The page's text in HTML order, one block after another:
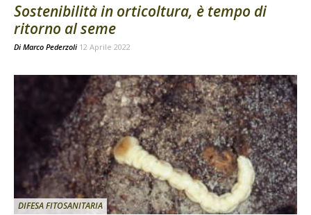
Sostenibilità in orticoltura, è tempo di
ritorno al seme
Di Marco Pederzoli 12 Aprile 2022
DIFESA FITOSANITARIA